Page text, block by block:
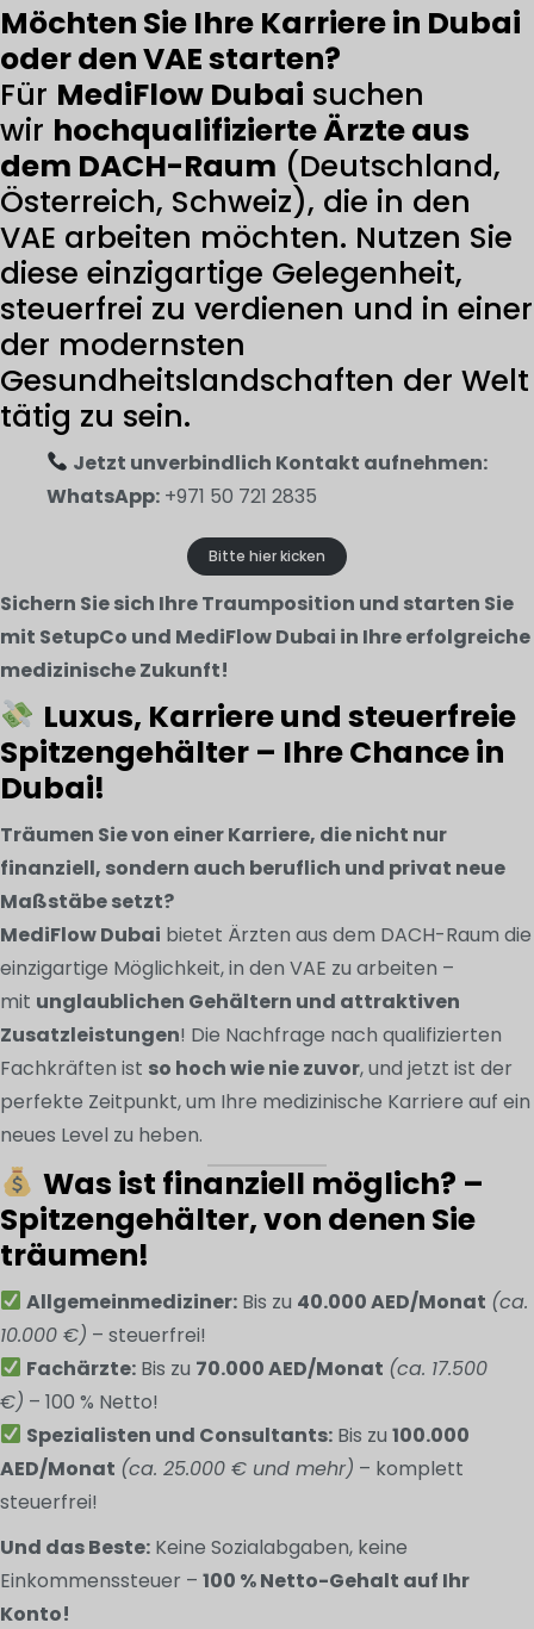
Möchten Sie Ihre Karriere in Dubai
oder den VAE starten?
Für MediFlow Dubai suchen
wir hochqualifizierte Ärzte aus
dem DACH-Raum (Deutschland,
Österreich, Schweiz), die in den
VAE arbeiten möchten. Nutzen Sie
diese einzigartige Gelegenheit,
steuerfrei zu verdienen und in einer
der modernsten
Gesundheitslandschaften der Welt
tätig zu sein.
Jetzt unverbindlich Kontakt aufnehmen:
WhatsApp:+971 50 721 2835
Bitte hier kicken
Sichern Sie sich Ihre Traumposition und starten Sie
mit SetupCo und MediFlow Dubai in Ihre erfolgreiche
medizinische Zukunft!
Luxus, Karriere und steuerfreie
Spitzengehälter – Ihre Chance in
Dubai!
Träumen Sie von einer Karriere, die nicht nur
finanziell, sondern auch beruflich und privat neue
Maßstäbe setzt?
MediFlow Dubai bietet Ärzten aus dem DACH-Raum die
einzigartige Möglichkeit, in den VAE zu arbeiten –
mit unglaublichen Gehältern und attraktiven
Zusatzleistungen! Die Nachfrage nach qualifizierten
Fachkräften ist so hoch wie nie zuvor, und jetzt ist der
perfekte Zeitpunkt, um Ihre medizinische Karriere auf ein
neues Level zu heben.
Was ist finanziell möglich? –
Spitzengehälter, von denen Sie
träumen!
Allgemeinmediziner: Bis zu 40.000 AED/Monat (ca.
10.000 €) – steuerfrei!
Fachärzte: Bis zu 70.000 AED/Monat (ca. 17.500
€) – 100 % Netto!
Spezialisten und Consultants: Bis zu100.000
AED/Monat (ca. 25.000 € und mehr) – komplett
steuerfrei!
Und das Beste: Keine Sozialabgaben, keine
Einkommenssteuer – 100 % Netto-Gehalt auf Ihr
Konto!